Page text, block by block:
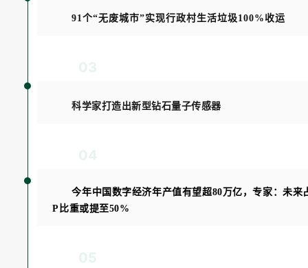
91个“无废城市”实现行政村生活垃圾100%收运
03
科学家打造出新型钻石量子传感器
04
今年中国数字经济年产值有望超80万亿，专家：未来
P比重或提至50%
05